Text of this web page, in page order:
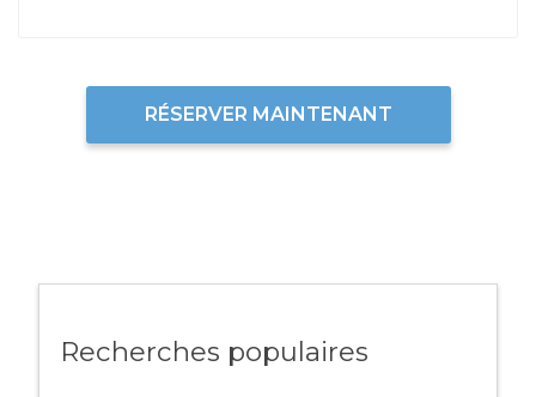
RÉSERVER MAINTENANT
Recherches populaires